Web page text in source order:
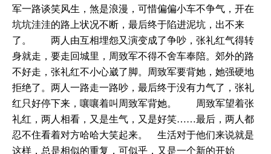
军一路谈笑风生，煞是浪漫，可惜偏偏小车不争气，开在
坑坑洼洼的路上状况不断，最后终于陷进泥坑，出不来
了。 两人由互相埋怨又演变成了争吵，张礼红气得转
身就走，要走回城里，周致军不得不舍车奉陪。郊外的路
不好走，张礼红不小心崴了脚。周致军要背她，她强硬地
拒绝了。两人一路走一路吵，最后终于没有力气了，张礼
红只好停下来，嚷嚷着叫周致军背她。 周致军望着张
礼红，两人相看，又是生气，又是好笑……最后，两人都
忍不住看着对方哈哈大笑起来。 生活对于他们来说就是
这样，总是相似的重复，可似乎，又是一个新的开始